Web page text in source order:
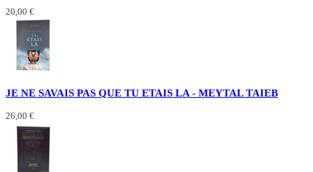
20,00 €
JE NE SAVAIS PAS QUE TU ETAIS LA - MEYTAL TAIEB
26,00 €